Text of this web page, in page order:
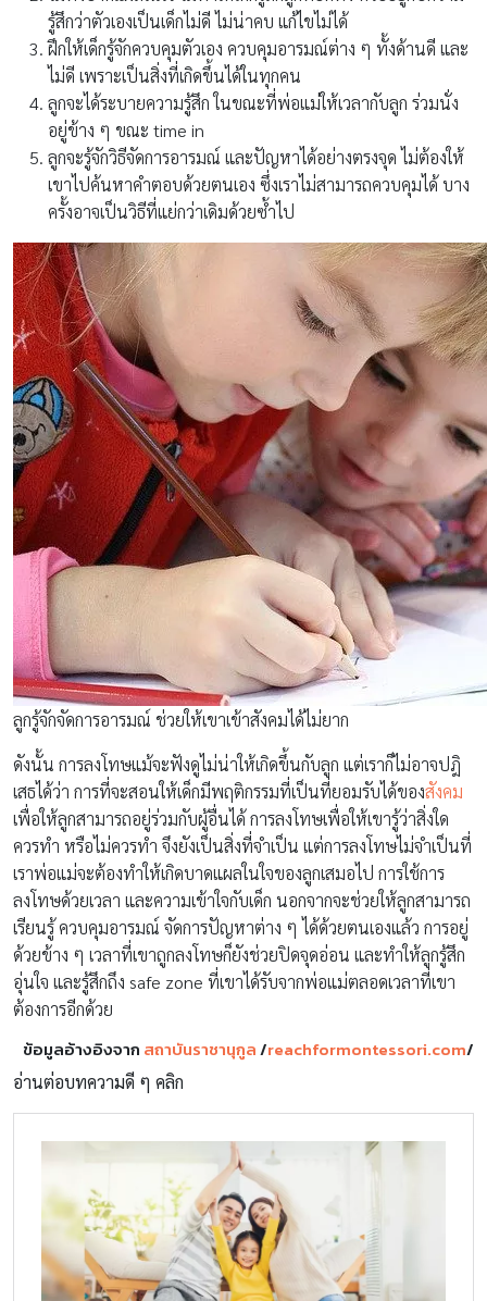
รู้สึกว่าตัวเองเป็นเด็กไม่ดี ไม่น่าคบ แก้ไขไม่ได้
ฝึกให้เด็กรู้จักควบคุมตัวเอง ควบคุมอารมณ์ต่าง ๆ ทั้งด้านดี และ
ไม่ดี เพราะเป็นสิ่งที่เกิดขึ้นได้ในทุกคน
ลูกจะได้ระบายความรู้สึก ในขณะที่พ่อแม่ให้เวลากับลูก ร่วมนั่ง
อยู่ข้าง ๆ ขณะ time in
ลูกจะรู้จักวิธีจัดการอารมณ์ และปัญหาได้อย่างตรงจุด ไม่ต้องให้
เขาไปค้นหาคำตอบด้วยตนเอง ซึ่งเราไม่สามารถควบคุมได้ บาง
ครั้งอาจเป็นวิธีที่แย่กว่าเดิมด้วยซ้ำไป
ลูกรู้จักจัดการอารมณ์ ช่วยให้เขาเข้าสังคมได้ไม่ยาก
ดังนั้น การลงโทษแม้จะฟังดูไม่น่าให้เกิดขึ้นกับลูก แต่เราก็ไม่อาจปฎิ
เสธได้ว่า การที่จะสอนให้เด็กมีพฤติกรรมที่เป็นที่ยอมรับได้ของสังคม
เพื่อให้ลูกสามารถอยู่ร่วมกับผู้อื่นได้ การลงโทษเพื่อให้เขารู้ว่าสิ่งใด
ควรทำ หรือไม่ควรทำ จึงยังเป็นสิ่งที่จำเป็น แต่การลงโทษไม่จำเป็นที่
เราพ่อแม่จะต้องทำให้เกิดบาดแผลในใจของลูกเสมอไป การใช้การ
ลงโทษด้วยเวลา และความเข้าใจกับเด็ก นอกจากจะช่วยให้ลูกสามารถ
เรียนรู้ ควบคุมอารมณ์ จัดการปัญหาต่าง ๆ ได้ด้วยตนเองแล้ว การอยู่
ด้วยข้าง ๆ เวลาที่เขาถูกลงโทษก็ยังช่วยปิดจุดอ่อน และทำให้ลูกรู้สึก
อุ่นใจ และรู้สึกถึง safe zone ที่เขาได้รับจากพ่อแม่ตลอดเวลาที่เขา
ต้องการอีกด้วย
ข้อมูลอ้างอิงจาก สถาบันราชานุกูล/reachformontessori.com/
อ่านต่อบทความดี ๆ คลิก